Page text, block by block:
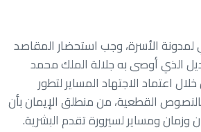
الأسرة، وجب استحضار المقاصد
الذي أوصى به جلالة الملك محمد
اعتماد الاجتهاد المساير لتطور
القطعية، من منطلق الإيمان بأن
وزمان ومساير لسيرورة تقدم البشرية.